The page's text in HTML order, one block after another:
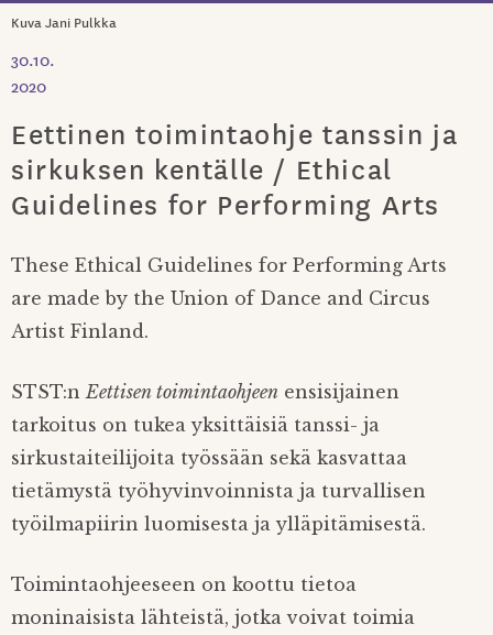
Kuva Jani Pulkka
30.10.
2020
Eettinen toimintaohje tanssin ja
sirkuksen kentälle / Ethical
Guidelines for Performing Arts
These Ethical Guidelines for Performing Arts
are made by the Union of Dance and Circus
Artist Finland.
STST:n Eettisen toimintaohjeen ensisijainen
tarkoitus on tukea yksittäisiä tanssi- ja
sirkustaiteilijoita työssään sekä kasvattaa
tietämystä työhyvinvoinnista ja turvallisen
työilmapiirin luomisesta ja ylläpitämisestä.
Toimintaohjeeseen on koottu tietoa
moninaisista lähteistä, jotka voivat toimia